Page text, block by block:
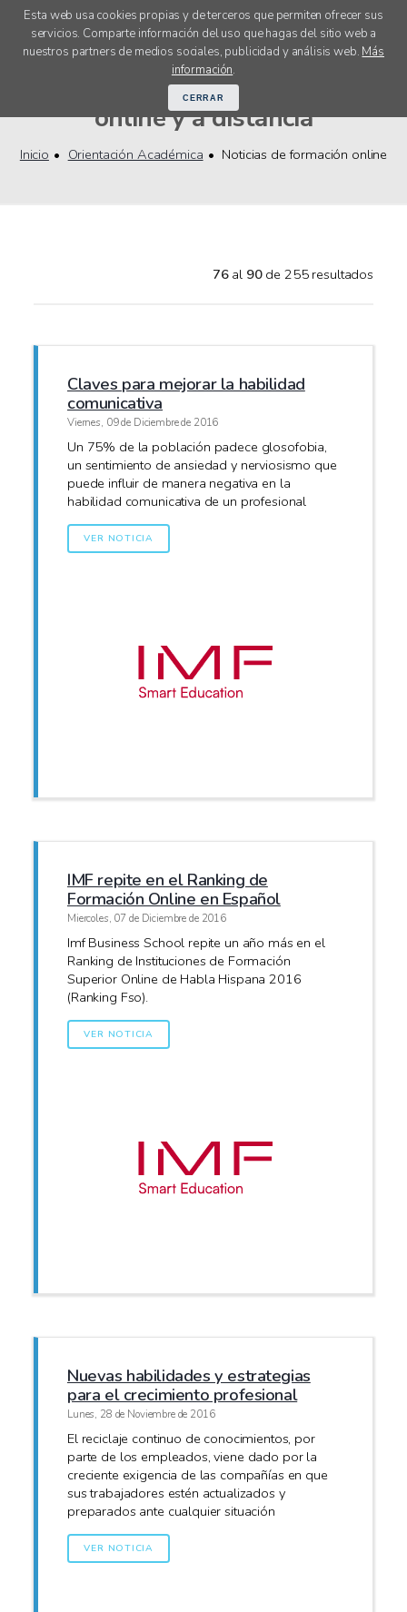
Esta web usa cookies propias y de terceros que permiten ofrecer sus
servicios. Comparte información del uso que hagas del sitio web a
nuestros partners de medios sociales, publicidad y análisis web. Más
información.
CERRAR
menú
Actualidad en la formación
online y a distancia
Inicio Orientación Académica Noticias de formación online
76al 90de 255 resultados
Claves para mejorar la habilidad
comunicativa
Viernes, 09 de Diciembre de 2016
Un 75% de la población padece glosofobia,
un sentimiento de ansiedad y nerviosismo que
puede influir de manera negativa en la
habilidad comunicativa de un profesional
VER NOTICIA
IMF repite en el Ranking de
Formación Online en Español
Miercoles, 07 de Diciembre de 2016
Imf Business School repite un año más en el
Ranking de Instituciones de Formación
Superior Online de Habla Hispana 2016
(Ranking Fso).
VER NOTICIA
Nuevas habilidades y estrategias
para el crecimiento profesional
Lunes, 28 de Noviembre de 2016
El reciclaje continuo de conocimientos, por
parte de los empleados, viene dado por la
creciente exigencia de las compañías en que
sus trabajadores estén actualizados y
preparados ante cualquier situación
VER NOTICIA